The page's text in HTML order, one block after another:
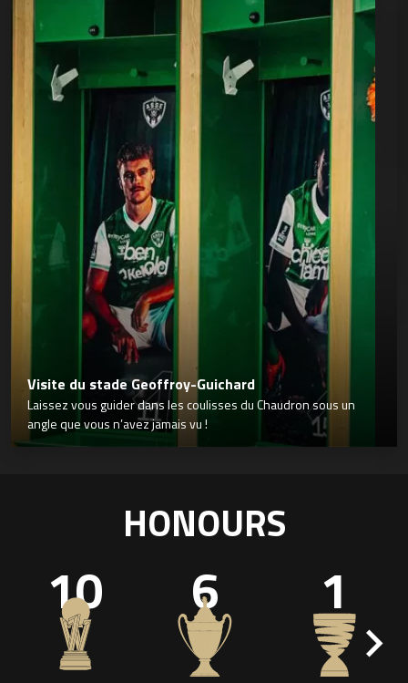
Visite du stade Geoffroy-Guichard
Laissez vous guider dans les coulisses du Chaudron sous un
angle que vous n’avez jamais vu !
HONOURS
10 6 1